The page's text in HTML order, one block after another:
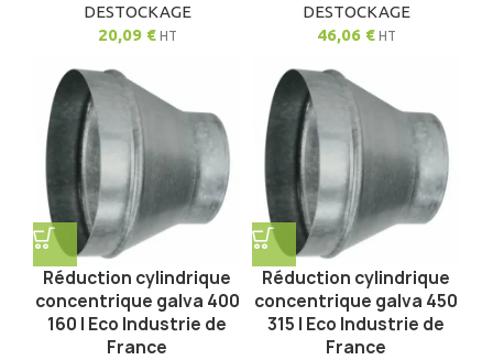
DESTOCKAGE
20,09 € HT
DESTOCKAGE
46,06 € HT
Réduction cylindrique
concentrique galva 400
160 | Eco Industrie de
France
Réduction cylindrique
concentrique galva 450
315 | Eco Industrie de
France